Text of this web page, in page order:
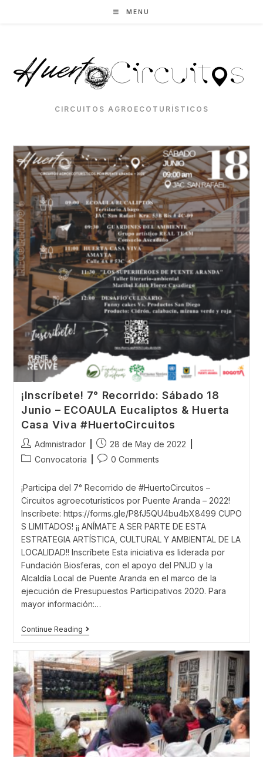
MENU
CIRCUITOS AGROECOTURÍSTICOS
¡Inscríbete! 7° Recorrido: Sábado 18
Junio – ECOAULA Eucaliptos & Huerta
Casa Viva #HuertoCircuitos
Post
author:
Admnistrador
Post
published:
28 de May de 2022
PostConvocatoria
Post0 Comments
¡Participa del 7° Recorrido de #HuertoCircuitos –
Circuitos agroecoturísticos por Puente Aranda – 2022!
Inscríbete: https://forms.gle/P8fJ5QU4bu4bX8499 CUPO
S LIMITADOS! ¡¡ ANÍMATE A SER PARTE DE ESTA
ESTRATEGIA ARTÍSTICA, CULTURAL Y AMBIENTAL DE LA
LOCALIDAD!! Inscríbete Esta iniciativa es liderada por
Fundación Biosferas, con el apoyo del PNUD y la
Alcaldía Local de Puente Aranda en el marco de la
ejecución de Presupuestos Participativos 2020. Para
mayor información:…
Continue Reading¡Inscríbete!
7°
Sábado
18
Junio
–
ECOAULA
Eucaliptos
&
Huerta
Casa
Viva
#HuertoCircuitos